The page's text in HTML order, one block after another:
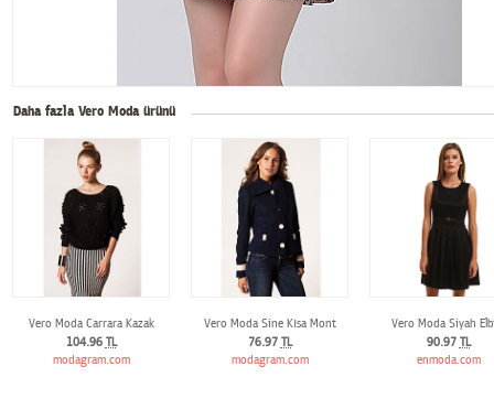
Daha fazla Vero Moda ürünü
Vero Moda Carrara Kazak
104.96 TL
modagram.com
Vero Moda Sine Kısa Mont
76.97 TL
modagram.com
Vero Moda Siyah
90.97 TL
enmoda.com